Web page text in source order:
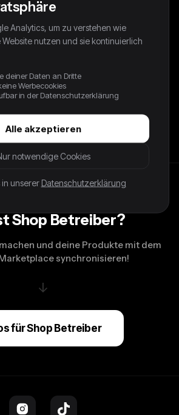
Blau
Shop Betreiber?
und deine Produkte mit dem
synchronisieren!
↓
für Shop Betreiber
Analytics, um zu verstehen wie
Website nutzen und sie kontinuierlich
deiner Daten an Dritte
Werbecookies
in der Datenschutzerklärung
Alle akzeptieren
notwendige Cookies
in unserer Datenschutzerklärung